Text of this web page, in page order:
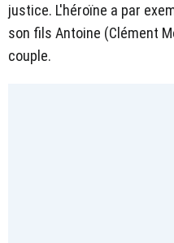
justice. L'héroïne a par
son fils Antoine (Clément
couple.